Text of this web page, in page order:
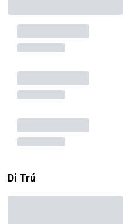
Di Trú